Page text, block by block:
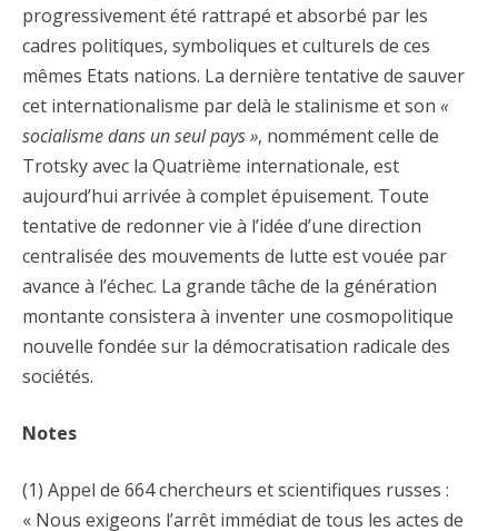
progressivement été rattrapé et absorbé par les
cadres politiques, symboliques et culturels de ces
mêmes Etats nations. La dernière tentative de sauver
cet internationalisme par delà le stalinisme et son «
socialisme dans un seul pays », nommément celle de
Trotsky avec la Quatrième internationale, est
aujourd’hui arrivée à complet épuisement. Toute
tentative de redonner vie à l’idée d’une direction
centralisée des mouvements de lutte est vouée par
avance à l’échec. La grande tâche de la génération
montante consistera à inventer une cosmopolitique
nouvelle fondée sur la démocratisation radicale des
sociétés.
Notes
(1) Appel de 664 chercheurs et scientifiques russes :
« Nous exigeons l’arrêt immédiat de tous les actes de